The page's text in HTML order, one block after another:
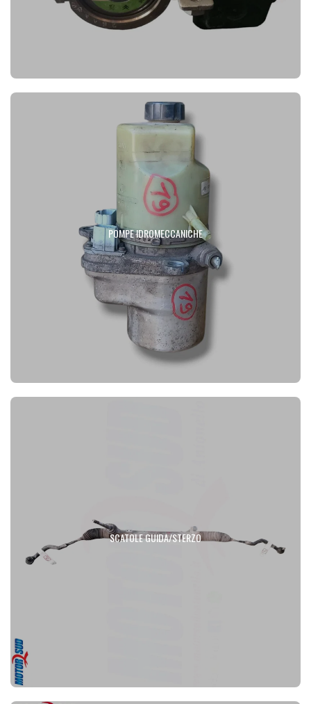
POMPE IDROMECCANICHE
SCATOLE GUIDA/STERZO